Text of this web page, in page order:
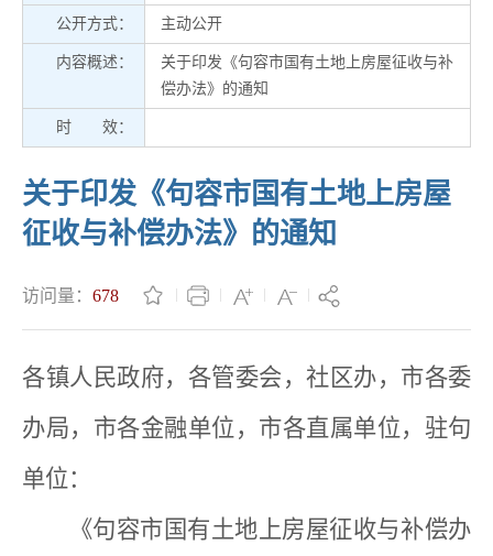
公开方式： 主动公开
内容概述：
关于印发《句容市国有土地上房屋征收与补
偿办法》的通知
时 效：
关于印发《句容市国有土地上房屋
征收与补偿办法》的通知
访问量： 678
各镇人民政府，各管委会，社区办，市各委
办局，市各金融单位，市各直属单位，驻句
单位：
《句容市国有土地上房屋征收与补偿办